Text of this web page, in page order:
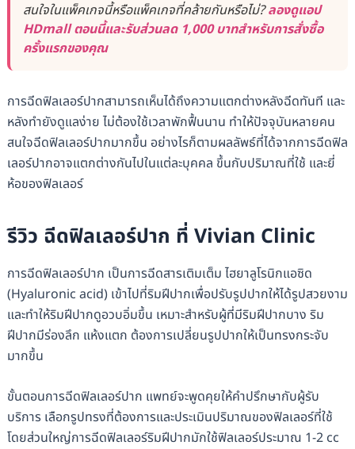
สนใจในแพ็คเกจนี้หรือแพ็คเกจที่คล้ายกันหรือไม่?ลองดูแอป
HDmall ตอนนี้และรับส่วนลด 1,000 บาทสำหรับการสั่งซื้อ
ครั้งแรกของคุณ
การฉีดฟิลเลอร์ปากสามารถเห็นได้ถึงความแตกต่างหลังฉีดทันที และ
หลังทำยังดูแลง่าย ไม่ต้องใช้เวลาพักฟื้นนาน ทำให้ปัจจุบันหลายคน
สนใจฉีดฟิลเลอร์ปากมากขึ้น อย่างไรก็ตามผลลัพธ์ที่ได้จากการฉีดฟิล
เลอร์ปากอาจแตกต่างกันไปในแต่ละบุคคล ขึ้นกับปริมาณที่ใช้ และยี่
ห้อของฟิลเลอร์
รีวิว ฉีดฟิลเลอร์ปาก ที่ Vivian Clinic
การฉีดฟิลเลอร์ปาก เป็นการฉีดสารเติมเต็ม ไฮยาลูโรนิกแอซิด
(Hyaluronic acid) เข้าไปที่ริมฝีปากเพื่อปรับรูปปากให้ได้รูปสวยงาม
และทำให้ริมฝีปากดูอวบอิ่มขึ้น เหมาะสำหรับผู้ที่มีริมฝีปากบาง ริม
ฝีปากมีร่องลึก แห้งแตก ต้องการเปลี่ยนรูปปากให้เป็นทรงกระจับ
มากขึ้น
ขั้นตอนการฉีดฟิลเลอร์ปาก แพทย์จะพูดคุยให้คำปรึกษากับผู้รับ
บริการ เลือกรูปทรงที่ต้องการและประเมินปริมาณของฟิลเลอร์ที่ใช้
โดยส่วนใหญ่การฉีดฟิลเลอร์ริมฝีปากมักใช้ฟิลเลอร์ประมาณ 1-2 cc